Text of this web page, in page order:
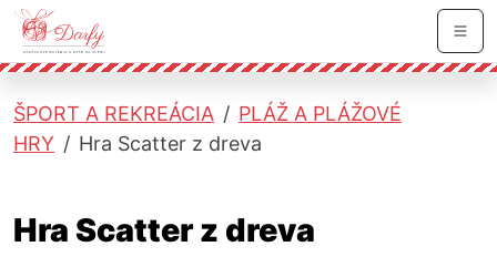
Skočiť na hlavnú navigáciu
Skočiť na obsah
Skočiť na bočnú lištu
Skočiť na pätičku
ŠPORT A REKREÁCIA
PLÁŽ A PLÁŽOVÉ
HRY
Hra Scatter z dreva
Hra Scatter z dreva